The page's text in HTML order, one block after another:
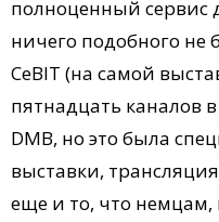
полноценный сервис
ничего подобного не
CeBIT (на самой
пятнадцать каналов
DMB, но это была
выставки,
еще и то, что немцам,